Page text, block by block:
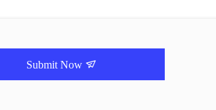
Submit Now